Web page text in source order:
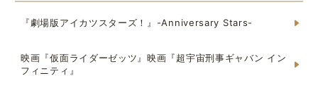
『劇場版アイカツスターズ！』-Anniversary Stars-
映画『仮面ライダーゼッツ』映画『超宇宙刑事ギャバン イン
フィニティ』